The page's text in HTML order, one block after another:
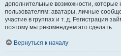
дополнительные возможности,
пользователям: аватары, личные
участие в группах и т. д. Регистрация
поэтому мы рекомендуем это сделать.
Вернуться к началу